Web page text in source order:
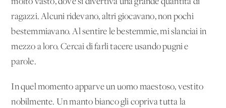
ragazzi. Alcuni ridevano, altri giocavano, non pochi
bestemmiavano. Al sentire le bestemmie, mi slanciai in
mezzo a loro. Cercai di farli tacere usando pugni e
parole.
In quel momento apparve un uomo maestoso, vestito
nobilmente. Un manto bianco gli copriva tutta la